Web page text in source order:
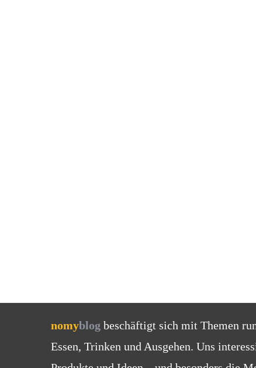
nomyblog beschäftigt sich mit Themen
Essen, Trinken und Ausgehen. Uns